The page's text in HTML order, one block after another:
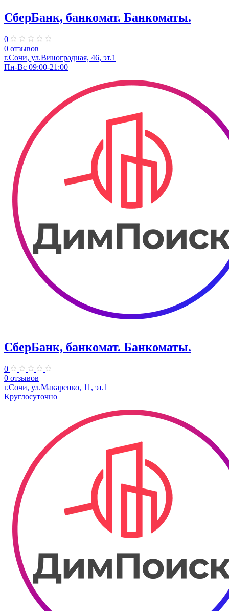
СберБанк, банкомат. Банкоматы.
0
0 отзывов
г.Сочи, ул.​Виноградная, 46, эт.1
Пн-Вс 09:00-21:00
СберБанк, банкомат. Банкоматы.
0
0 отзывов
г.Сочи, ул.​Макаренко, 11, эт.1
Круглосуточно